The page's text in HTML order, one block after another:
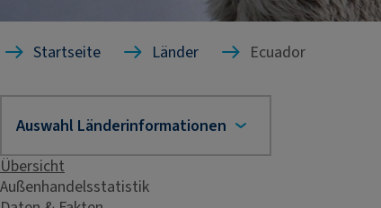
Startseite Länder Ecuador
Übersicht
Außenhandelsstatistik